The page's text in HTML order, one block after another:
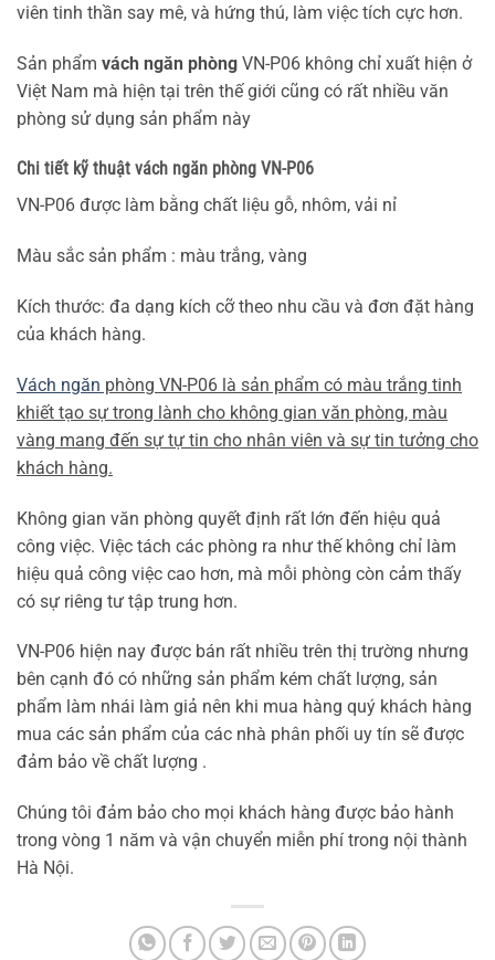
viên tinh thần say mê, và hứng thú, làm việc tích cực hơn.
Sản phẩm vách ngăn phòng VN-P06 không chỉ xuất hiện ở
Việt Nam mà hiện tại trên thế giới cũng có rất nhiều văn
phòng sử dụng sản phẩm này
Chi tiết kỹ thuật vách ngăn phòng VN-P06
VN-P06 được làm bằng chất liệu gỗ, nhôm, vải nỉ
Màu sắc sản phẩm : màu trắng, vàng
Kích thước: đa dạng kích cỡ theo nhu cầu và đơn đặt hàng
của khách hàng.
Vách ngăn phòng VN-P06 là sản phẩm có màu trắng tinh
khiết tạo sự trong lành cho không gian văn phòng, màu
vàng mang đến sự tự tin cho nhân viên và sự tin tưởng cho
khách hàng.
Không gian văn phòng quyết định rất lớn đến hiệu quả
công việc. Việc tách các phòng ra như thế không chỉ làm
hiệu quả công việc cao hơn, mà mỗi phòng còn cảm thấy
có sự riêng tư tập trung hơn.
VN-P06 hiện nay được bán rất nhiều trên thị trường nhưng
bên cạnh đó có những sản phẩm kém chất lượng, sản
phẩm làm nhái làm giả nên khi mua hàng quý khách hàng
mua các sản phẩm của các nhà phân phối uy tín sẽ được
đảm bảo về chất lượng .
Chúng tôi đảm bảo cho mọi khách hàng được bảo hành
trong vòng 1 năm và vận chuyển miễn phí trong nội thành
Hà Nội.